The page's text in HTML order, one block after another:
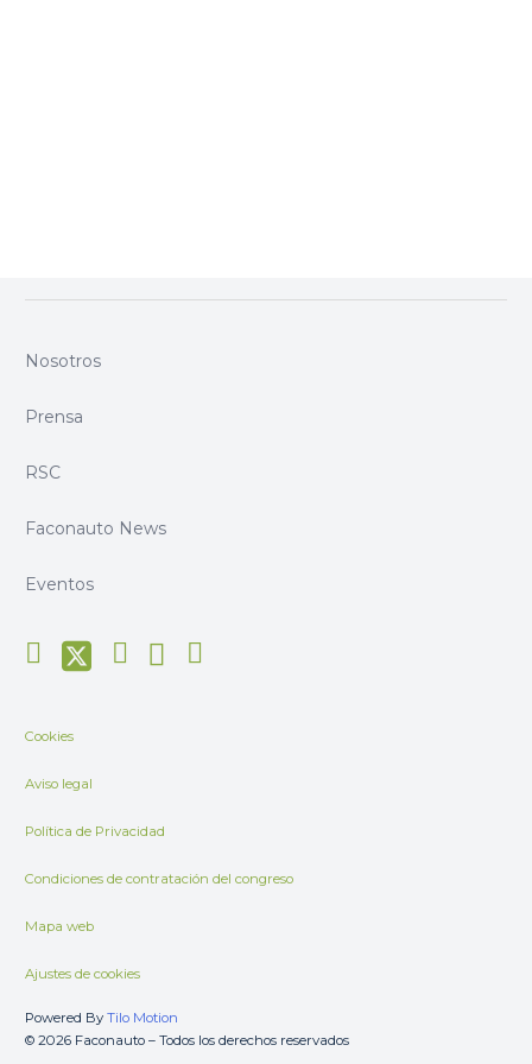
Nosotros
Prensa
RSC
Faconauto News
Eventos
Powered By Tilo Motion
© 2026 Faconauto – Todos los derechos reservados
Cookies
Aviso legal
Política de Privacidad
Condiciones de contratación del congreso
Mapa web
Ajustes de cookies